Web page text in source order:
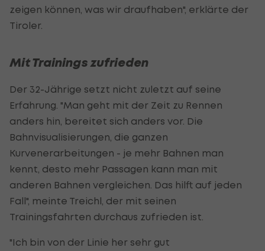
zeigen können, was wir draufhaben", erklärte der
Tiroler.
Mit Trainings zufrieden
Der 32-Jährige setzt nicht zuletzt auf seine
Erfahrung. "Man geht mit der Zeit zu Rennen
anders hin, bereitet sich anders vor. Die
Bahnvisualisierungen, die ganzen
Kurvenerarbeitungen - je mehr Bahnen man
kennt, desto mehr Passagen kann man mit
anderen Bahnen vergleichen. Das hilft auf jeden
Fall", meinte Treichl, der mit seinen
Trainingsfahrten durchaus zufrieden ist.
"Ich bin von der Linie her sehr gut